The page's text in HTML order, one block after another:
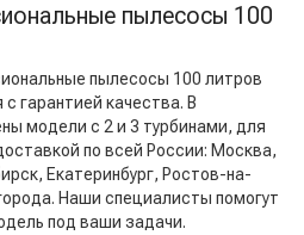
пылесосы 100
пылесосы 100 литров
гарантией качества. В
модели с 2 и 3 турбинами, для
по всей России: Москва,
Екатеринбург, Ростов-на-
Наши специалисты помогут
под ваши задачи.